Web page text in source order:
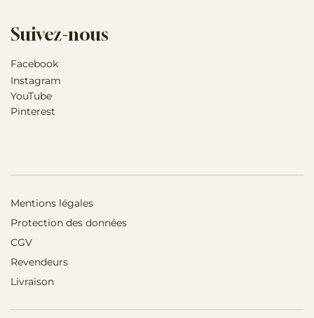
Mentions légales
Protection des données
CGV
Revendeurs
Livraison
Suivez-nous
Facebook
Instagram
YouTube
Pinterest